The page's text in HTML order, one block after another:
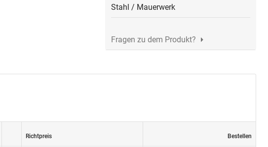
Stahl / Mauerwerk
Fragen zu dem Produkt?
Richtpreis Bestellen